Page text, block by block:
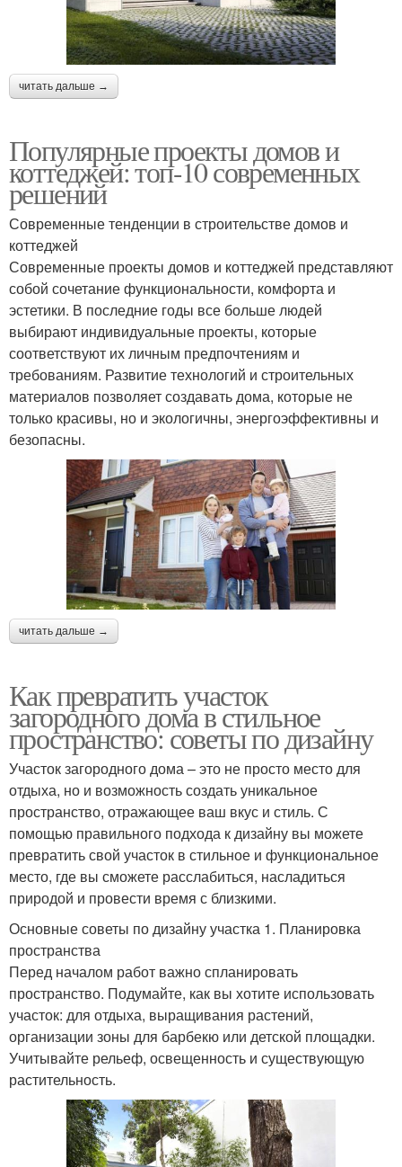
читать дальше →
Популярные проекты домов и
коттеджей: топ-10 современных
решений
Современные тенденции в строительстве домов и
коттеджей
Современные проекты домов и коттеджей представляют
собой сочетание функциональности, комфорта и
эстетики. В последние годы все больше людей
выбирают индивидуальные проекты, которые
соответствуют их личным предпочтениям и
требованиям. Развитие технологий и строительных
материалов позволяет создавать дома, которые не
только красивы, но и экологичны, энергоэффективны и
безопасны.
читать дальше →
Как превратить участок
загородного дома в стильное
пространство: советы по дизайну
Участок загородного дома – это не просто место для
отдыха, но и возможность создать уникальное
пространство, отражающее ваш вкус и стиль. С
помощью правильного подхода к дизайну вы можете
превратить свой участок в стильное и функциональное
место, где вы сможете расслабиться, насладиться
природой и провести время с близкими.
Основные советы по дизайну участка 1. Планировка
пространства
Перед началом работ важно спланировать
пространство. Подумайте, как вы хотите использовать
участок: для отдыха, выращивания растений,
организации зоны для барбекю или детской площадки.
Учитывайте рельеф, освещенность и существующую
растительность.